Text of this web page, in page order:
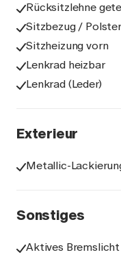
Rücksitzlehne
Sitzbezug /
Sitzheizung vorn
Lenkrad heizbar
Lenkrad (Leder)
Exterieur
Metallic-
Sonstiges
Aktives Bremslicht